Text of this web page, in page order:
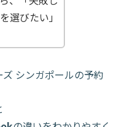
選びたい」
シンガポールの予約